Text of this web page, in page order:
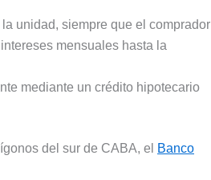
unidad, siempre que el comprador
mensuales hasta la
mediante un crédito hipotecario
del sur de CABA, el
Banco